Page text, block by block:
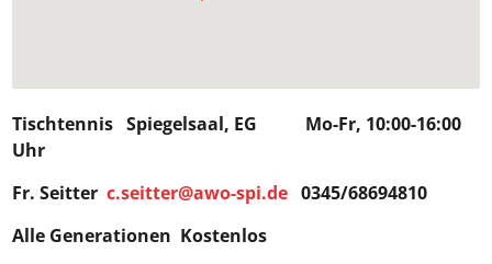
Tischtennis Spiegelsaal, EG Mo-Fr, 10:00-16:00
Uhr
Fr. Seitterc.seitter@awo-spi.de 0345/68694810
Alle Generationen Kostenlos